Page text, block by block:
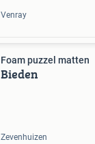
Venray
Foam puzzel matten
Bieden
Zevenhuizen